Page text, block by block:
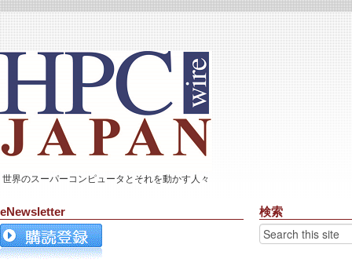
世界のスーパーコンピュータとそれを動かす人々
eNewsletter 検索